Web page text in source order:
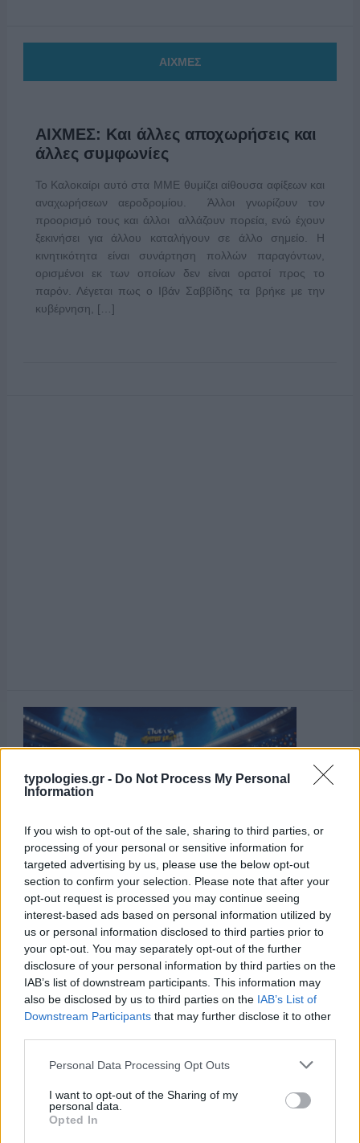
typologies.gr - Do Not Process My Personal
Information
If you wish to opt-out of the sale, sharing to third parties, or
processing of your personal or sensitive information for
targeted advertising by us, please use the below opt-out
section to confirm your selection. Please note that after your
opt-out request is processed you may continue seeing
interest-based ads based on personal information utilized by
us or personal information disclosed to third parties prior to
your opt-out. You may separately opt-out of the further
disclosure of your personal information by third parties on the
IAB’s list of downstream participants. This information may
also be disclosed by us to third parties on the IAB’s List of
Downstream Participants that may further disclose it to other
Please note that this website/app uses one or more Google
not limited to your visit or usage behaviour. You may click to
grant or deny consent to Google and its third-party tags to
use your data for below specified purposes in below Google
Personal Data Processing Opt Outs
I want to opt-out of the Sharing of my
personal data.
Opted In
ΑΙΧΜΕΣ
ΑΙΧΜΕΣ: Και άλλες αποχωρήσεις και
άλλες συμφωνίες
Το Καλοκαίρι αυτό στα ΜΜΕ θυμίζει αίθουσα αφίξεων και
αναχωρήσεων αεροδρομίου. Άλλοι γνωρίζουν τον
προορισμό τους και άλλοι αλλάζουν πορεία, ενώ έχουν
ξεκινήσει για άλλου καταλήγουν σε άλλο σημείο. Η
κινητικότητα είναι συνάρτηση πολλών παραγόντων,
ορισμένοι εκ των οποίων δεν είναι ορατοί προς το
παρόν. Λέγεται πως ο Ιβάν Σαββίδης τα βρήκε με την
κυβέρνηση, […]